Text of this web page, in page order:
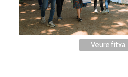
Veure fitxa